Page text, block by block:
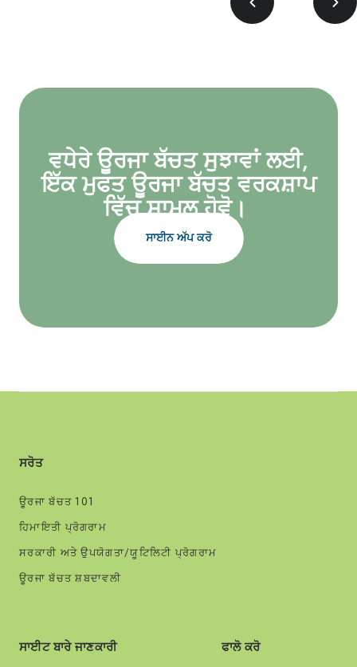
ਵਧੇਰੇ ਊਰਜਾ ਬੱਚਤ ਸੁਝਾਵਾਂ ਲਈ,
ਇੱਕ ਮੁਫਤ ਊਰਜਾ ਬੱਚਤ ਵਰਕਸ਼ਾਪ
ਵਿੱਚ ਸ਼ਾਮਲ ਹੋਵੋ।
ਸਾਈਨ ਅੱਪ ਕਰੋ
ਸਾਈਟ ਬਾਰੇ ਜਾਣਕਾਰੀ
ਸਰੋਤ
ਊਰਜਾ ਬੱਚਤ 101
ਹਿਮਾਇਤੀ ਪ੍ਰੋਗਰਾਮ
ਸਰਕਾਰੀ ਅਤੇ ਉਪਯੋਗਤਾ/ਯੂਟਿਲਿਟੀ ਪ੍ਰੋਗਰਾਮ
ਊਰਜਾ ਬੱਚਤ ਸ਼ਬਦਾਵਲੀ
ਫਾਲੋ ਕਰੋ